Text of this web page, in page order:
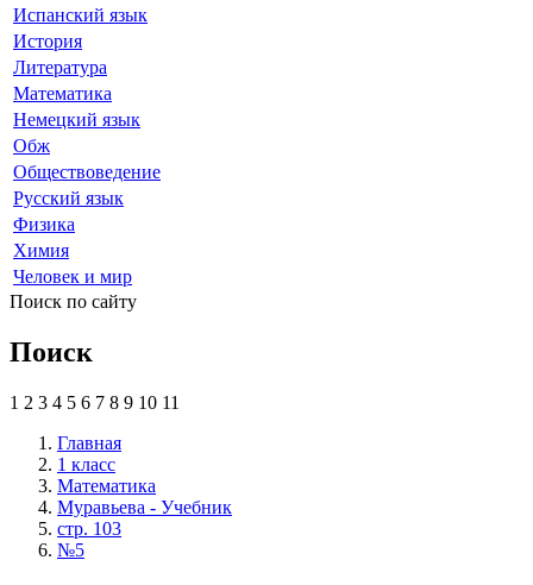
Испанский язык
История
Литература
Математика
Немецкий язык
Обж
Обществоведение
Русский язык
Физика
Химия
Человек и мир
Поиск по сайту
Поиск
1 2 3 4 5 6 7 8 9 10 11
Главная
1 класс
Математика
Муравьева - Учебник
стр. 103
№5